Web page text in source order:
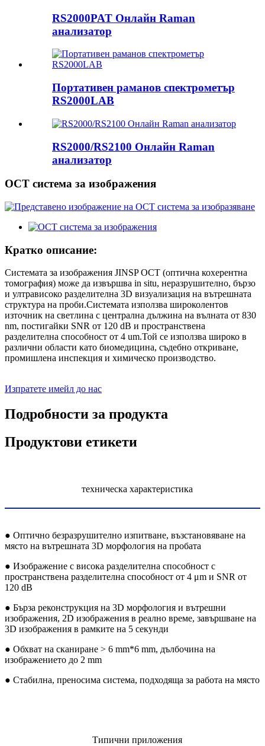
RS2000PAT Онлайн Raman
анализатор
Портативен раманов спектрометър
RS2000LAB
RS2000/RS2100 Онлайн Raman
анализатор
OCT система за изображения
Кратко описание:
Системата за изображения JINSP OCT (оптична кохерентна
томография) може да извършва in situ, неразрушително, бързо
и ултрависоко разделителна 3D визуализация на вътрешната
структура на проби.Системата използва широколентов
източник на светлина с централна дължина на вълната от 830
nm, постигайки SNR от 120 dB и пространствена
разделителна способност от 4 um.Той се използва широко в
различни области като биомедицина, съдебно откриване,
промишлена инспекция и химическо производство.
Изпратете имейл до нас
Подробности за продукта
Продуктови етикети
техническа характеристика
● Оптично безразрушително изпитване, възстановяване на
място на вътрешната 3D морфология на пробата
● Изображение с висока разделителна способност с
пространствена разделителна способност от 4 μm и SNR от
120 dB
● Бърза реконструкция на 3D морфология и вътрешни
изображения, 2D изображения в реално време, завършване на
3D изображения в рамките на 5 секунди
● Обхват на сканиране > 6 mm*6 mm, дълбочина на
изображението до 2 mm
● Стабилна, преносима система, подходяща за работа на място
Типични приложения